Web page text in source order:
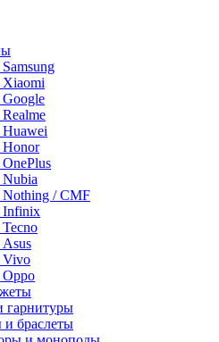
/ CMF
браслеты